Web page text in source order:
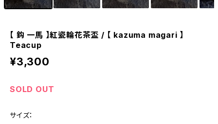
【 鈎 一馬 】紅瓷輪花茶盃 / 【 kazuma magari 】
Teacup
¥3,300
SOLD OUT
サイズ：